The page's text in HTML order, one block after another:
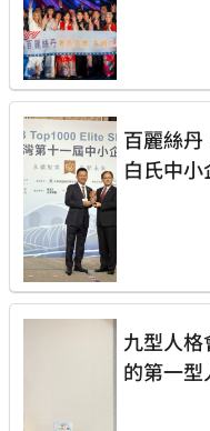
百麗絲
白氏中
九型人
的第一型